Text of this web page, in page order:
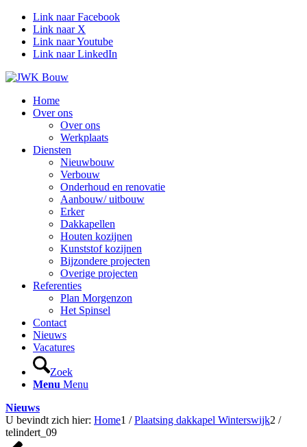
Link naar Facebook
Link naar X
Link naar Youtube
Link naar LinkedIn
Home
Over ons
Over ons
Werkplaats
Diensten
Nieuwbouw
Verbouw
Onderhoud en renovatie
Aanbouw/ uitbouw
Erker
Dakkapellen
Houten kozijnen
Kunststof kozijnen
Bijzondere projecten
Overige projecten
Referenties
Plan Morgenzon
Het Spinsel
Contact
Nieuws
Vacatures
Zoek
Menu Menu
Nieuws
U bevindt zich hier: Home1 / Plaatsing dakkapel Winterswijk2 /
telindert_09